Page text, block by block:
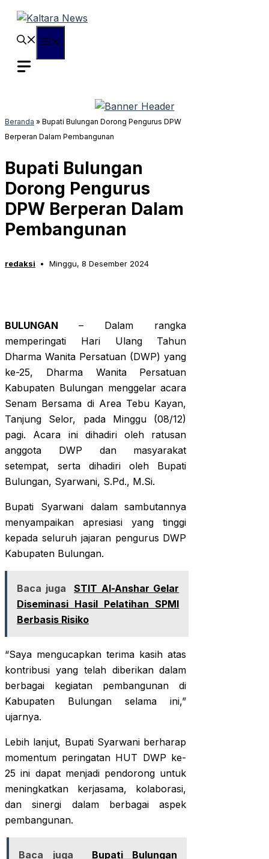
Langsung
Beranda » Bupati Bulungan Dorong Pengurus DPW
Berperan Dalam Pembangunan
Bupati Bulungan
Dorong Pengurus
DPW Berperan Dalam
Pembangunan
redaksi Minggu, 8 Desember 2024
BULUNGAN– Dalam rangka
memperingati Hari Ulang Tahun
Dharma Wanita Persatuan (DWP) yang
ke-25, Dharma Wanita Persatuan
Kabupaten Bulungan menggelar acara
Senam Bersama di Area Tebu Kayan,
Tanjung Selor, pada Minggu (08/12)
pagi. Acara ini dihadiri oleh ratusan
anggota DWP dan masyarakat
setempat, serta dihadiri oleh Bupati
Bulungan, Syarwani, S.Pd., M.Si.
Bupati Syarwani dalam sambutannya
menyampaikan apresiasi yang tinggi
kepada seluruh jajaran pengurus DWP
Kabupaten Bulungan.
Baca juga
STIT Al-Anshar Gelar
Diseminasi Hasil Pelatihan SPMI
Berbasis Risiko
“Saya mengucapkan terima kasih atas
kontribusi yang telah diberikan dalam
berbagai kegiatan pembangunan di
Kabupaten Bulungan selama ini,”
ujarnya.
Lebih lanjut, Bupati Syarwani berharap
momentum peringatan HUT DWP ke-
25 ini dapat menjadi pendorong untuk
meningkatkan kerjasama, kolaborasi,
dan sinergi dalam berbagai aspek
pembangunan.
Baca juga
Bupati Bulungan